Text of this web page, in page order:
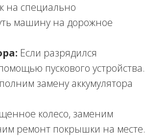
на специально
машину на дорожное
Если разрядился
пускового устройства.
замену аккумулятора
колесо, заменим
ремонт покрышки на месте.